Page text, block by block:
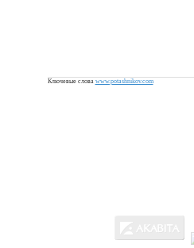
Ключевые слова www.potashnikov.com